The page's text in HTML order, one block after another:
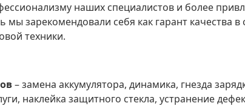
наших специалистов и более
мы зарекомендовали себя как гарант качества
техники.
– замена аккумулятора, динамика, гнезда
наклейка защитного стекла, устранение